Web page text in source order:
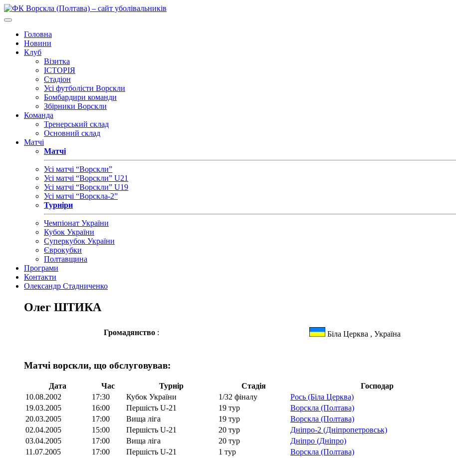
Головна
Новини
Клуб
Візитка
ІСТОРІЯ
Стадіон
Усі футболісти Ворскли
Бомбардири команди
Збірники Ворскли
Команда
Тренерський склад
Основний склад
Матчі
Матчі
Усі матчі “Ворскли”
Усі матчі “Ворскли” U21
Усі матчі “Ворскли” U19
Усі матчі “Ворскла-2”
Турніри
Чемпіонат України
Кубок України
Суперкубок України
Єврокубки
Полтавщина
Програми
Контакти
Олександр Стадниченко
Олег ШТИКА
Громадянство : Біла Церква , Україна
Матчі ворскли, що обслуговував:
Дата Час Турнір Стадія Господар
10.08.2002
17:30 Кубок України 1/32 фіналу Рось (Біла Церква)
19.03.2005
16:00 Першість U-21 19 тур Ворскла (Полтава)
20.03.2005
17:00 Вища ліга 19 тур Ворскла (Полтава)
02.04.2005
15:00 Першість U-21 20 тур Дніпро-2 (Дніпропетровськ)
03.04.2005
17:00 Вища ліга 20 тур Дніпро (Дніпро)
11.07.2005
17:00 Першість U-21 1 тур Ворскла (Полтава)